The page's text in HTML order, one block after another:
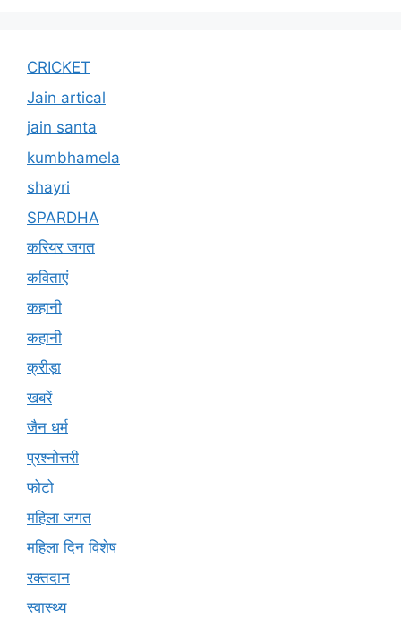
CRICKET
Jain artical
jain santa
kumbhamela
shayri
SPARDHA
करियर जगत
कविताएं
कहानी
कहानी
क्रीड़ा
खबरें
जैन धर्म
प्रश्नोत्तरी
फोटो
महिला जगत
महिला दिन विशेष
रक्तदान
स्वास्थ्य